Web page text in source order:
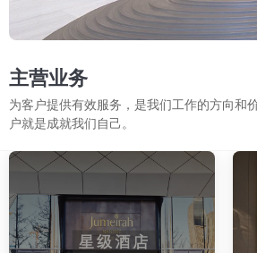
主营业务
为客户提供有效服务，是我们工作的方向和
户就是成就我们自己。